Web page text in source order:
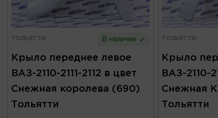
ТОЛЬЯТТИ В наличии
Крыло переднее левое
ВАЗ-2110-2111-2112 в цвет
Снежная королева (690)
Тольятти
ТОЛЬЯТТИ
Крыло
ВАЗ-2110-
Снежная
Тольятти